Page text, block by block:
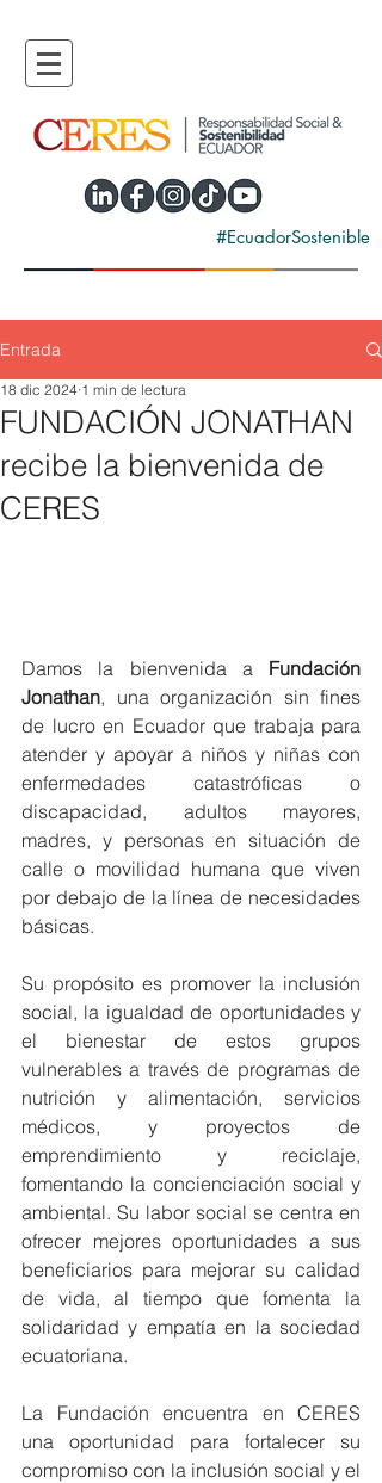
#EcuadorSostenible
Entrada
FUNDACIÓN JONATHAN
recibe la bienvenida de
CERES
18 dic 2024 1 min de lectura
Damos la bienvenida a Fundación
Jonathan, una organización sin fines
de lucro en Ecuador que trabaja para
atender y apoyar a niños y niñas con
enfermedades catastróficas o
discapacidad, adultos mayores,
madres, y personas en situación de
calle o movilidad humana que viven
por debajo de la línea de necesidades
básicas.
Su propósito es promover la inclusión
social, la igualdad de oportunidades y
el bienestar de estos grupos
vulnerables a través de programas de
nutrición y alimentación, servicios
médicos, y proyectos de
emprendimiento y reciclaje,
fomentando la concienciación social y
ambiental. Su labor social se centra en
ofrecer mejores oportunidades a sus
beneficiarios para mejorar su calidad
de vida, al tiempo que fomenta la
solidaridad y empatía en la sociedad
ecuatoriana.
La Fundación encuentra en CERES
una oportunidad para fortalecer su
compromiso con la inclusión social y el